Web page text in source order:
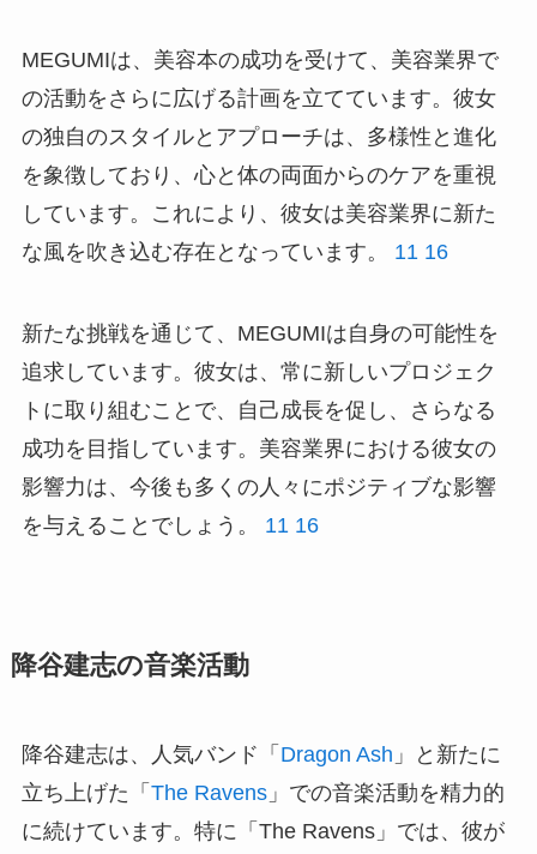
MEGUMIは、美容本の成功を受けて、美容業界で
の活動をさらに広げる計画を立てています。彼女
の独自のスタイルとアプローチは、多様性と進化
を象徴しており、心と体の両面からのケアを重視
しています。これにより、彼女は美容業界に新た
な風を吹き込む存在となっています。 11 16
新たな挑戦を通じて、MEGUMIは自身の可能性を
追求しています。彼女は、常に新しいプロジェク
トに取り組むことで、自己成長を促し、さらなる
成功を目指しています。美容業界における彼女の
影響力は、今後も多くの人々にポジティブな影響
を与えることでしょう。 11 16
降谷建志の音楽活動
降谷建志は、人気バンド「 Dragon Ash 」と新たに
立ち上げた「 The Ravens」での音楽活動を精力的
に続けています。特に「The Ravens」では、彼が